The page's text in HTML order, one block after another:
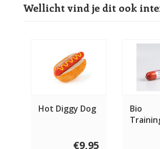
Wellicht vind je dit ook
Hot Diggy Dog
€9,95
Bio